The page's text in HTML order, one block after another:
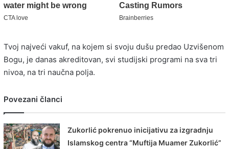
Tvoj najveći vakuf, na kojem si svoju dušu predao Uzvišenom
Bogu, je danas akreditovan, svi studijski programi na sva tri
nivoa, na tri naučna polja.
Povezani članci
Zukorlić pokrenuo inicijativu za izgradnju
Islamskog centra “Muftija Muamer Zukorlić”